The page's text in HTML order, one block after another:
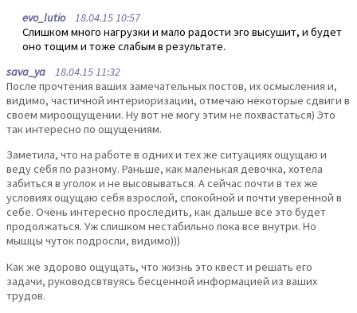
evo_lutio18.04.15 10:57
Слишком много нагрузки и мало радости эго высушит, и будет
оно тощим и тоже слабым в результате.
sava_ya 18.04.15 11:32
После прочтения ваших замечательных постов, их осмысления и,
видимо, частичной интериоризации, отмечаю некоторые сдвиги в
своем мироощущении. Ну вот не могу этим не похвастаться) Это
так интересно по ощущениям.
Заметила, что на работе в одних и тех же ситуациях ощущаю и
веду себя по разному. Раньше, как маленькая девочка, хотела
забиться в уголок и не высовываться. А сейчас почти в тех же
условиях ощущаю себя взрослой, спокойной и почти уверенной в
себе. Очень интересно проследить, как дальше все это будет
продолжаться. Уж слишком нестабильно пока все внутри. Но
мышцы чуток подросли, видимо)))
Как же здорово ощущать, что жизнь это квест и решать его
задачи, руководсвтвуясь бесценной информацией из ваших
трудов.